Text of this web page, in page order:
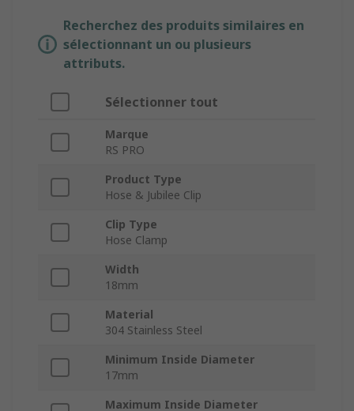
Recherchez des produits similaires en
sélectionnant un ou plusieurs
attributs.
Sélectionner tout
Marque
RS PRO
Product Type
Hose & Jubilee Clip
Clip Type
Hose Clamp
Width
18mm
Material
304 Stainless Steel
Minimum Inside Diameter
17mm
Maximum Inside Diameter